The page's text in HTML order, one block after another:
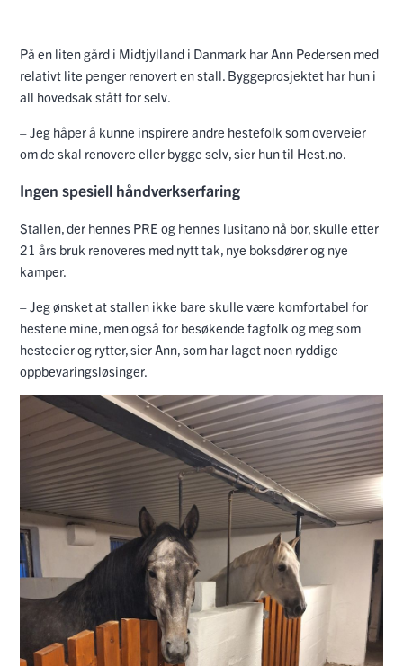
På en liten gård i Midtjylland i Danmark har Ann Pedersen med
relativt lite penger renovert en stall. Byggeprosjektet har hun i
all hovedsak stått for selv.
– Jeg håper å kunne inspirere andre hestefolk som overveier
om de skal renovere eller bygge selv, sier hun til Hest.no.
Ingen spesiell håndverkserfaring
Stallen, der hennes PRE og hennes lusitano nå bor, skulle etter
21 års bruk renoveres med nytt tak, nye boksdører og nye
kamper.
– Jeg ønsket at stallen ikke bare skulle være komfortabel for
hestene mine, men også for besøkende fagfolk og meg som
hesteeier og rytter, sier Ann, som har laget noen ryddige
oppbevaringsløsinger.